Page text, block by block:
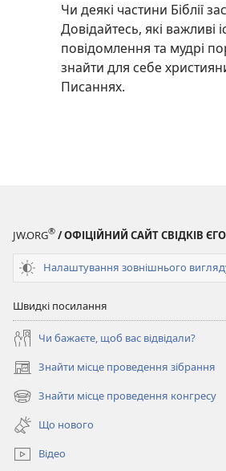
Чи деякі частини Біблії
Довідайтесь, які важливі
повідомлення та мудрі
знайти для себе
Писаннях.
JW.ORG® / ОФІЦІЙНИЙ САЙТ СВІДКІВ
Налаштування зовнішнього
Швидкі посилання
Чи бажаєте, щоб вас відвідали?
Знайти місце проведення зібрання
(відкривається
у
новому
вікні)
Знайти місце проведення конгресу
(відкривається
новому
вікні)
Що нового
Відео